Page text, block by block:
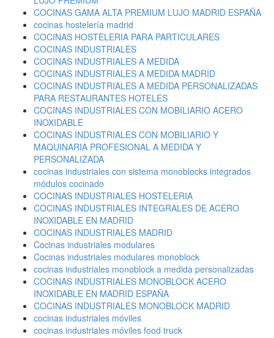
COCINAS GAMA ALTA PREMIUM LUJO MADRID ESPAÑA
cocinas hostelería madrid
COCINAS HOSTELERIA PARA PARTICULARES
COCINAS INDUSTRIALES
COCINAS INDUSTRIALES A MEDIDA
COCINAS INDUSTRIALES A MEDIDA MADRID
COCINAS INDUSTRIALES A MEDIDA PERSONALIZADAS
PARA RESTAURANTES HOTELES
COCINAS INDUSTRIALES CON MOBILIARIO ACERO
INOXIDABLE
COCINAS INDUSTRIALES CON MOBILIARIO Y
MAQUINARIA PROFESIONAL A MEDIDA Y
PERSONALIZADA
cocinas industriales con sistema monoblocks integrados
módulos cocinado
COCINAS INDUSTRIALES HOSTELERIA
COCINAS INDUSTRIALES INTEGRALES DE ACERO
INOXIDABLE EN MADRID
COCINAS INDUSTRIALES MADRID
Cocinas industriales modulares
Cocinas industriales modulares monoblock
cocinas industriales monoblock a medida personalizadas
COCINAS INDUSTRIALES MONOBLOCK ACERO
INOXIDABLE EN MADRID ESPAÑA
COCINAS INDUSTRIALES MONOBLOCK MADRID
cocinas industriales móviles
cocinas industriales móviles food truck